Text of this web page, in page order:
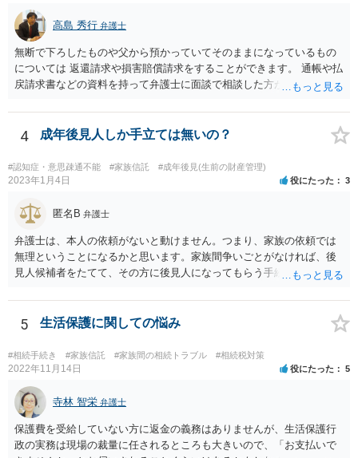
高島 秀行 弁護士
無断で下ろしたものや父から預かっていてそのままになっているもの
については 返還請求や損害賠償請求をすることができます。 通帳や払
戻請求書などの資料を持って弁護士に面談で相談した方がよいと思い
4 成年後見人しか手立ては無いの？
#認知症・意思疎通不能 #家族信託 #成年後見(生前の財産管理)
2023年1月4日 役にたった 3
匿名B 弁護士
弁護士は、本人の依頼がないと動けません。つまり、家族の依頼では
無理ということになるかと思います。家族間争いごとがなければ、後
見人候補者をたてて、その方に後見人になってもらう手続をすすめた
5 生活保護に関しての悩み
#相続手続き #家族信託 #家族間の相続トラブル #相続税対策
2022年11月14日 役にたった 5
寺林 智栄 弁護士
保護費を受給していない方に返金の義務はありませんが、生活保護行
政の実務は現場の裁量に任されるところも大きいので、「お支払いで